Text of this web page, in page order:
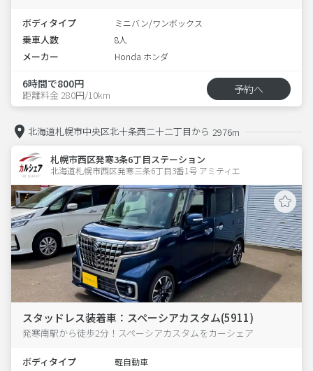
ボディタイプ ミニバン/ワンボックス
乗車人数 8人
メーカー Honda ホンダ
6時間で800円
距離料金 280円/10km 予約へ
北海道札幌市中央区北十条西二十二丁目から 2976m
札幌市西区発寒3条6丁目ステーション
北海道札幌市西区発寒三条6丁目3番1号 アミティエ
スタッドレス装着車：スペーシアカスタム(5911)
発寒南駅から徒歩2分！スペーシアカスタムをカーシェア
ボディタイプ 軽自動車